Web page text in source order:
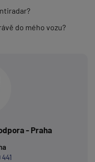
do mého vozu?
- Praha